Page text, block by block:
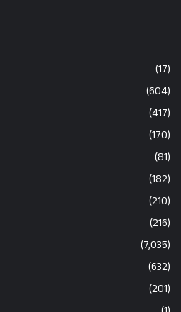
(17)
(604)
(417)
(170)
(81)
(182)
(210)
(216)
(7,035)
(632)
(201)